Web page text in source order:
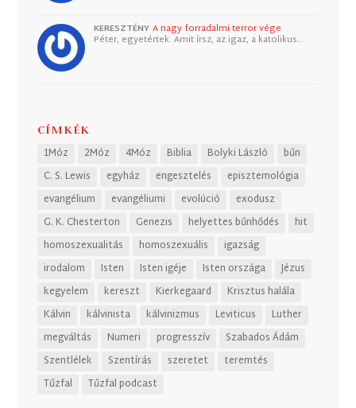
KERESZTÉNY A nagy forradalmi terror vége
Péter, egyetértek. Amit írsz, az igaz, a katolikus…
CÍMKÉK
1Móz 2Móz 4Móz Biblia Bolyki László
bűn
C. S. Lewis
egyház engesztelés
episztemológia
evangélium
evangéliumi evolúció
exodusz
G. K. Chesterton
Genezis helyettes bűnhődés
hit
homoszexualitás
homoszexuális
igazság
irodalom
Isten Isten igéje Isten országa
Jézus
kegyelem
kereszt Kierkegaard
Krisztus halála
Kálvin
kálvinista kálvinizmus Leviticus
Luther
megváltás
Numeri progresszív
Szabados Ádám
Szentlélek
Szentírás szeretet
teremtés
Tűzfal
Tűzfal podcast